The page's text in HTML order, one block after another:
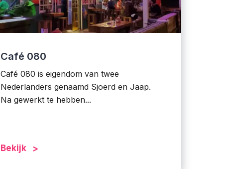
Café 080
Café 080 is eigendom van twee
Nederlanders genaamd Sjoerd en Jaap.
Na gewerkt te hebben...
Bekijk